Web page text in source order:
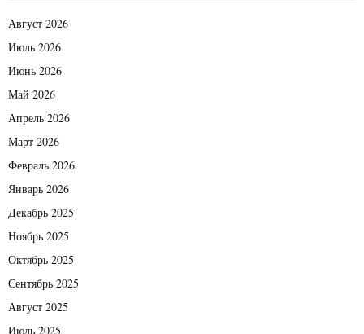
Август 2026
Июль 2026
Июнь 2026
Май 2026
Апрель 2026
Март 2026
Февраль 2026
Январь 2026
Декабрь 2025
Ноябрь 2025
Октябрь 2025
Сентябрь 2025
Август 2025
Июль 2025